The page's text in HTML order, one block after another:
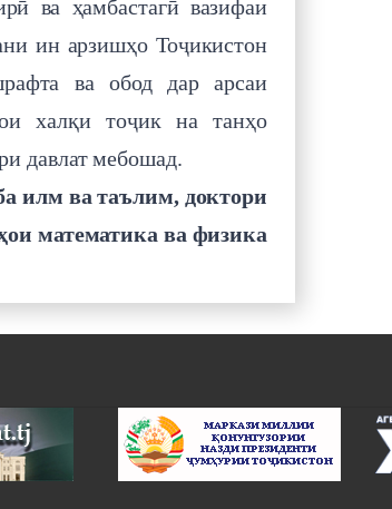
ва ҳамбастагӣ вазифаи
ин арзишҳо Тоҷикистон
ва обод дар арсаи
халқи тоҷик на танҳо
давлат мебошад.
илм ва таълим, доктори
математика ва физика